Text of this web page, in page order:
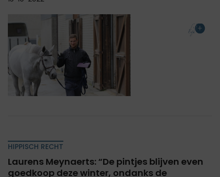
HIPPISCH RECHT
Laurens Meynaerts: “De pintjes blijven even
goedkoop deze winter, ondanks de